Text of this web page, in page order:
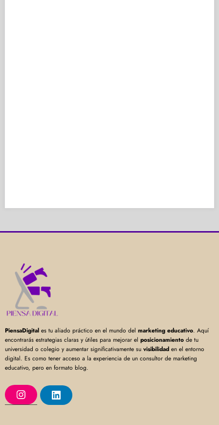
PiensaDigital es tu aliado práctico en el mundo del marketing educativo. Aquí
encontrarás estrategias claras y útiles para mejorar el posicionamiento de tu
universidad o colegio y aumentar significativamente su visibilidad en el entorno
digital. Es como tener acceso a la experiencia de un consultor de marketing
educativo, pero en formato blog.
I
n
L
i